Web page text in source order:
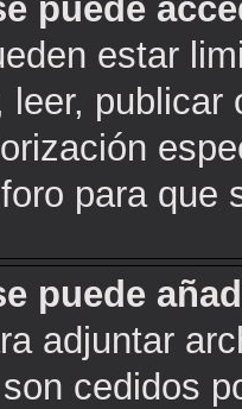
puede
estar
leer,
para que
puede
adjuntar
cedidos